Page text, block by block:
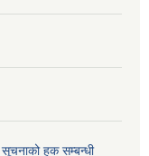
हक सम्बन्धी